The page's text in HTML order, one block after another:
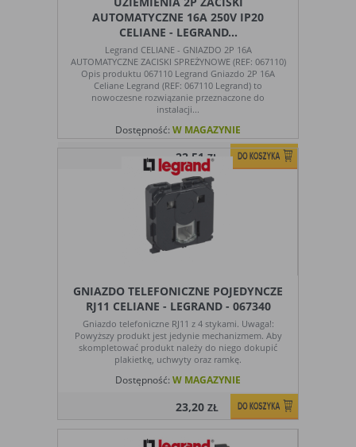
informacji pozwalających zidentyfikować
danych konkretnego użytkownika
Czy pliki „cookies” zawierają dane osobowe
Dane osobowe gromadzone przy użyciu plików „cookies”
mogą być zbierane wyłącznie w celu wykonywania
określonych funkcji na rzecz użytkownika. Takie dane są
zaszyfrowane w sposób uniemożliwiający dostęp do nich
osobom nieuprawnionym.
Usuwanie plików „cookies”
Standardowo oprogramowanie służące do przeglądania
stron internetowych domyślnie dopuszcza umieszczanie
plików „cookies” na urządzeniu końcowym. Ustawienia te
mogą zostać zmienione w taki sposób, aby blokować
każdorazowym przesłaniu na urządzenie użytkownika.
Szczegółowe informacje o możliwości i sposobach obsługi
plików „cookies” dostępne są w ustawieniach
oprogramowania (przeglądarki internetowej).
Ograniczenie stosowania plików „cookies”, może wpłynąć
na niektóre funkcjonalności dostępne na stronie
AUTOMATYCZNE 16A 250V IP20
CELIANE - LEGRAND...
Legrand CELIANE - GNIAZDO 2P 16A
AUTOMATYCZNE ZACISKI SPREŻYNOWE (REF: 067110)
Opis produktu 067110 Legrand Gniazdo 2P 16A
Celiane Legrand (REF: 067110 Legrand) to
nowoczesne rozwiązanie przeznaczone do
instalacji...
Dostępność: W MAGAZYNIE
22,51ZŁ
GNIAZDO TELEFONICZNE POJEDYNCZE
RJ11 CELIANE - LEGRAND - 067340
Gniazdo telefoniczne RJ11 z 4 stykami. Uwaga!:
Powyższy produkt jest jedynie mechanizmem. Aby
skompletować produkt należy do niego dokupić
plakietkę, uchwyty oraz ramkę.
Dostępność: W MAGAZYNIE
23,20ZŁ